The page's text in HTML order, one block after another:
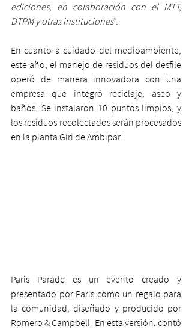
ediciones, en colaboración con el MTT,
DTPM y otras instituciones”.
En cuanto a cuidado del medioambiente,
este año, el manejo de residuos del desfile
operó de manera innovadora con una
empresa que integró reciclaje, aseo y
baños. Se instalaron 10 puntos limpios, y
los residuos recolectados serán procesados
en la planta Giri de Ambipar.
Paris Parade es un evento creado y
presentado por Paris como un regalo para
la comunidad, diseñado y producido por
Romero & Campbell. En esta versión, contó